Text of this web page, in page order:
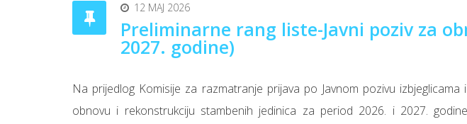
12 MAJ 2026
Preliminarne rang liste-Javni poziv za
2027. godine)
Na prijedlog Komisije za razmatranje prijava po Javnom pozivu
obnovu i rekonstrukciju stambenih jedinica za period 2026. i 2027.